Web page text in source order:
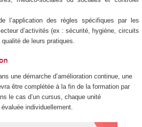
l’application des règles spécifiques par les
d’activités (ex : sécurité, hygiène, circuits
de leurs pratiques.
une démarche d’amélioration continue, une
être complétée à la fin de la formation par
le cas d’un cursus, chaque unité
individuellement.